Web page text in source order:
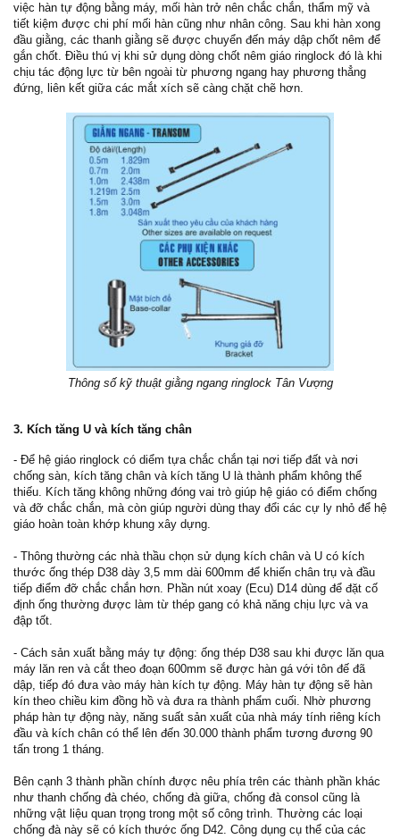
việc hàn tự động bằng máy, mối hàn trở nên chắc chắn, thẩm mỹ và
tiết kiệm được chi phí mối hàn cũng như nhân công. Sau khi hàn xong
đầu giằng, các thanh giằng sẽ được chuyển đến máy dập chốt nêm để
gắn chốt. Điều thú vị khi sử dụng dòng chốt nêm giáo ringlock đó là khi
chịu tác động lực từ bên ngoài từ phương ngang hay phương thẳng
đứng, liên kết giữa các mắt xích sẽ càng chặt chẽ hơn.
Thông số kỹ thuật giằng ngang ringlock Tân Vượng
3. Kích tăng U và kích tăng chân
- Để hệ giáo ringlock có diểm tựa chắc chắn tại nơi tiếp đất và nơi
chống sàn, kích tăng chân và kích tăng U là thành phẩm không thể
thiếu. Kích tăng không những đóng vai trò giúp hệ giáo có điểm chống
và đỡ chắc chắn, mà còn giúp người dùng thay đổi các cự ly nhỏ để hệ
giáo hoàn toàn khớp khung xây dựng.
- Thông thường các nhà thầu chọn sử dụng kích chân và U có kích
thước ống thép D38 dày 3,5 mm dài 600mm để khiến chân trụ và đầu
tiếp điểm đỡ chắc chắn hơn. Phần nút xoay (Ecu) D14 dùng để đặt cố
định ống thường được làm từ thép gang có khả năng chịu lực và va
đập tốt.
- Cách sản xuất bằng máy tự động: ống thép D38 sau khi được lăn qua
máy lăn ren và cắt theo đoạn 600mm sẽ được hàn gá với tôn đế đã
dập, tiếp đó đưa vào máy hàn kích tự động. Máy hàn tự động sẽ hàn
kín theo chiều kim đồng hồ và đưa ra thành phẩm cuối. Nhờ phương
pháp hàn tự động này, năng suất sản xuất của nhà máy tính riêng kích
đầu và kích chân có thể lên đến 30.000 thành phẩm tương đương 90
tấn trong 1 tháng.
Bên cạnh 3 thành phần chính được nêu phía trên các thành phần khác
như thanh chống đà chéo, chống đà giữa, chống đà consol cũng là
những vật liệu quan trọng trong một số công trình. Thường các loại
chống đà này sẽ có kích thước ống D42. Công dụng cụ thể của các